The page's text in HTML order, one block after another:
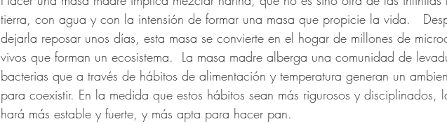
tierra, con agua y con la intensión de formar una masa que propicie la vida.
dejarla reposar unos días, esta masa se convierte en el hogar de millones de
vivos que forman un ecosistema.  La masa madre alberga una comunidad de
bacterias que a través de hábitos de alimentación y temperatura generan un
para coexistir. En la medida que estos hábitos sean más rigurosos y disciplinados,
hará más estable y fuerte, y más apta para hacer pan.